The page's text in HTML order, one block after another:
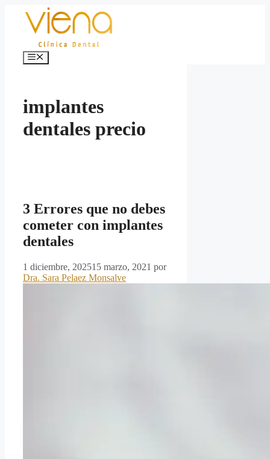
contenido
Menú
implantes
dentales precio
3 Errores que no debes
cometer con implantes
dentales
1 diciembre, 202515 marzo, 2021 por
Dra. Sara Pelaez Monsalve